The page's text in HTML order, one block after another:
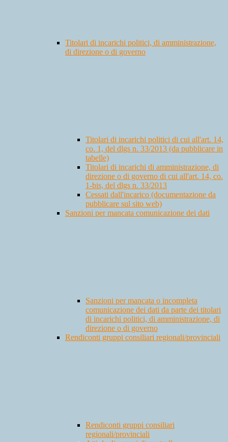
Titolari di incarichi politici, di amministrazione,
di direzione o di governo
Titolari di incarichi politici di cui all'art. 14,
co. 1, del dlgs n. 33/2013 (da pubblicare in
tabelle)
Titolari di incarichi di amministrazione, di
direzione o di governo di cui all'art. 14, co.
1-bis, del dlgs n. 33/2013
Cessati dall'incarico (documentazione da
pubblicare sul sito web)
Sanzioni per mancata comunicazione dei dati
Sanzioni per mancata o incompleta
comunicazione dei dati da parte dei titolari
di incarichi politici, di amministrazione, di
direzione o di governo
Rendiconti gruppi consiliari regionali/provinciali
Rendiconti gruppi consiliari
regionali/provinciali